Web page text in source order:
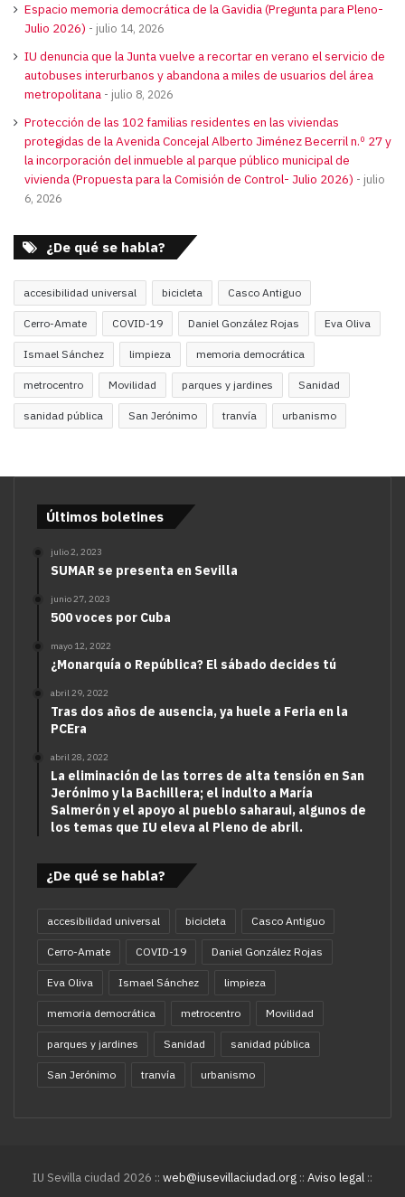
Espacio memoria democrática de la Gavidia (Pregunta para Pleno-
Julio 2026)
julio 14, 2026
IU denuncia que la Junta vuelve a recortar en verano el servicio de
autobuses interurbanos y abandona a miles de usuarios del área
metropolitana
julio 8, 2026
Protección de las 102 familias residentes en las viviendas
protegidas de la Avenida Concejal Alberto Jiménez Becerril n.º 27 y
la incorporación del inmueble al parque público municipal de
vivienda (Propuesta para la Comisión de Control- Julio 2026)
julio
6, 2026
¿De qué se habla?
accesibilidad universal bicicleta Casco Antiguo
Cerro-Amate COVID-19 Daniel González Rojas Eva Oliva
Ismael Sánchez limpieza memoria democrática
metrocentro Movilidad parques y jardines Sanidad
sanidad pública San Jerónimo tranvía urbanismo
Últimos boletines
julio 2, 2023
SUMAR se presenta en Sevilla
junio 27, 2023
500 voces por Cuba
mayo 12, 2022
¿Monarquía o República? El sábado decides tú
abril 29, 2022
Tras dos años de ausencia, ya huele a Feria en la
PCEra
abril 28, 2022
La eliminación de las torres de alta tensión en San
Jerónimo y la Bachillera; el indulto a María
Salmerón y el apoyo al pueblo saharaui, algunos de
los temas que IU eleva al Pleno de abril.
¿De qué se habla?
accesibilidad universal bicicleta Casco Antiguo
Cerro-Amate COVID-19 Daniel González Rojas
Eva Oliva Ismael Sánchez limpieza
memoria democrática metrocentro Movilidad
parques y jardines Sanidad sanidad pública
San Jerónimo tranvía urbanismo
IU Sevilla ciudad 2026 :: web@iusevillaciudad.org :: Aviso legal ::